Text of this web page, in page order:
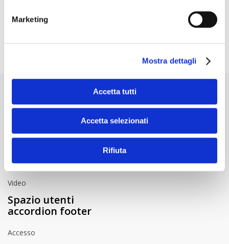
Marketing
Mostra dettagli
Accetta tutti
Accetta selezionati
Rifiuta
accordion footer
FAQ
Istruzioni per l'uso
Video
Spazio utenti
accordion footer
Accesso